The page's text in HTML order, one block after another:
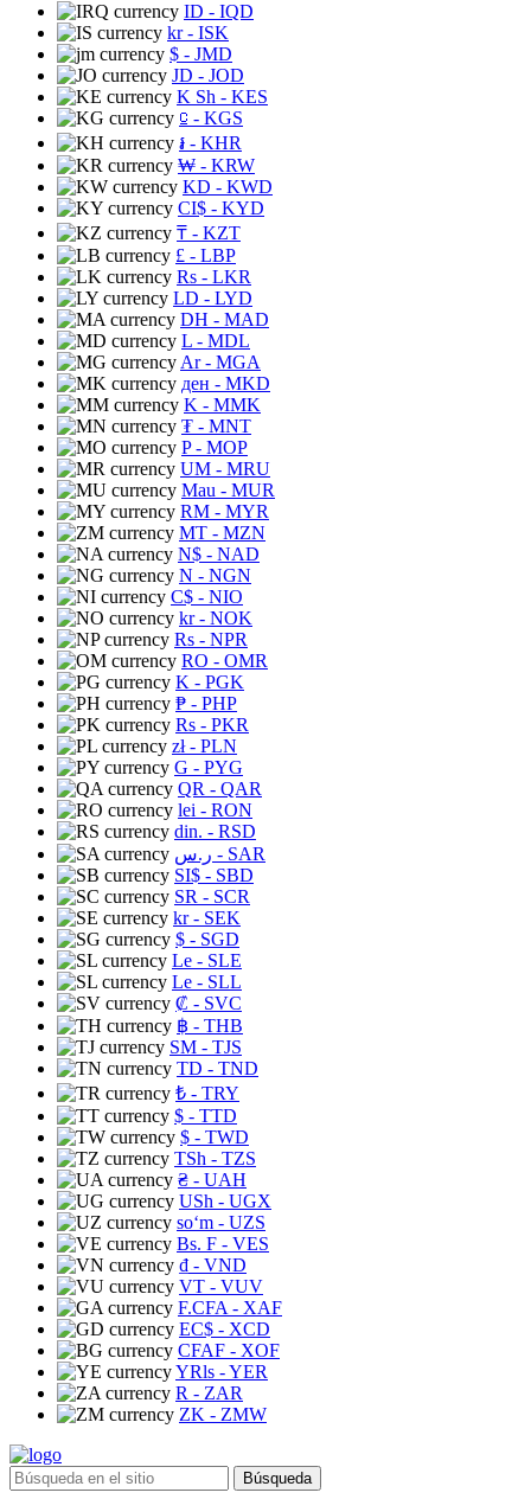
ID - IQD
kr- ISK
$ - JMD
JD - JOD
K Sh - KES
⃀ - KGS
៛ - KHR
₩ - KRW
KD - KWD
CI$ - KYD
₸ - KZT
£ - LBP
Rs - LKR
LD - LYD
DH - MAD
L - MDL
Ar- MGA
ден - MKD
K - MMK
₮ - MNT
P- MOP
UM - MRU
Mau - MUR
RM - MYR
MT - MZN
N$ - NAD
N - NGN
C$ - NIO
kr- NOK
Rs - NPR
RO - OMR
K - PGK
₱ - PHP
Rs - PKR
zł- PLN
G - PYG
QR - QAR
lei - RON
din. - RSD
ر.س - SAR
SI$ - SBD
SR - SCR
kr- SEK
$ - SGD
Le - SLE
Le - SLL
₡ - SVC
฿ - THB
ЅМ - TJS
TD - TND
₺ - TRY
$ - TTD
$ - TWD
TSh - TZS
₴ - UAH
USh - UGX
soʻm - UZS
Bs. F - VES
₫ - VND
VT - VUV
F.CFA - XAF
EC$ - XCD
CFAF - XOF
YRls - YER
R - ZAR
ZK - ZMW
Búsqueda